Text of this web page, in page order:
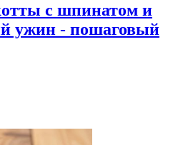
с шпинатом и
ужин - пошаговый